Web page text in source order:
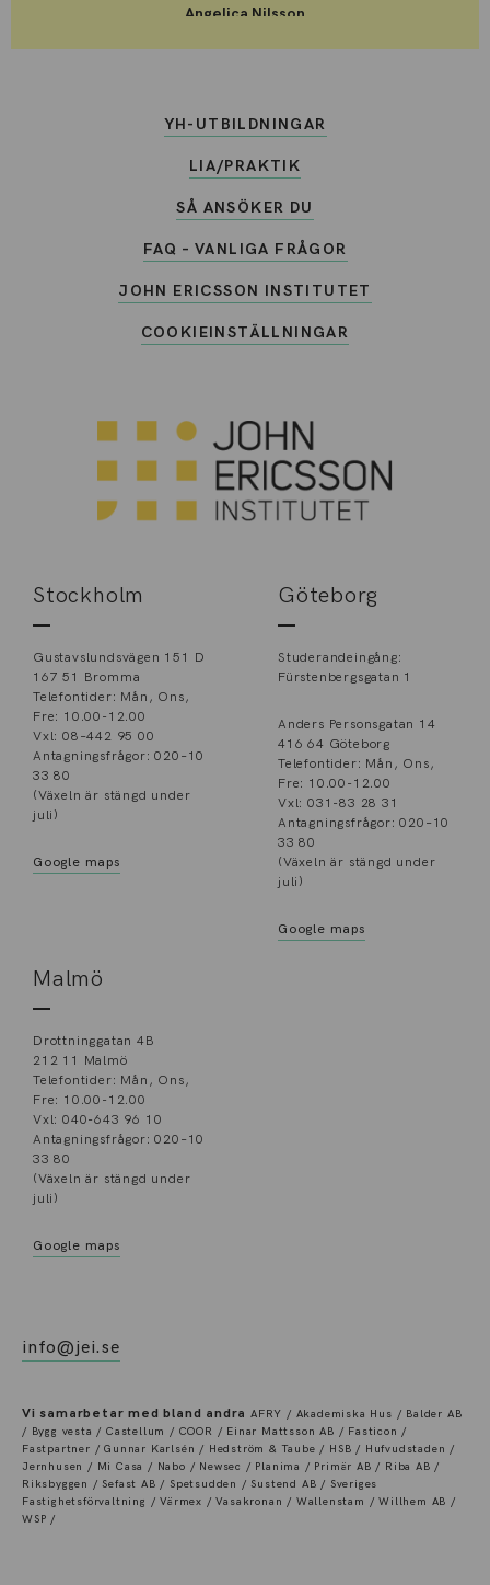
Angelica Nilsson
YH-UTBILDNINGAR
LIA/PRAKTIK
SÅ ANSÖKER DU
FAQ – VANLIGA FRÅGOR
JOHN ERICSSON INSTITUTET
COOKIEINSTÄLLNINGAR
Stockholm
Gustavslundsvägen 151 D
167 51 Bromma
Telefontider: Mån, Ons,
Fre: 10.00-12.00
Vxl: 08–442 95 00
Antagningsfrågor: 020–10
33 80
(Växeln är stängd under
juli)
Google maps
Göteborg
Studerandeingång:
Fürstenbergsgatan 1
Anders Personsgatan 14
416 64 Göteborg
Telefontider: Mån, Ons,
Fre: 10.00-12.00
Vxl: 031-83 28 31
Antagningsfrågor: 020–10
33 80
(Växeln är stängd under
juli)
Google maps
Malmö
Drottninggatan 4B
212 11 Malmö
Telefontider: Mån, Ons,
Fre: 10.00-12.00
Vxl: 040-643 96 10
Antagningsfrågor: 020–10
33 80
(Växeln är stängd under
juli)
Google maps
info@jei.se
Vi samarbetar med bland andra AFRY / Akademiska Hus / Balder AB
/ Bygg vesta / Castellum / COOR / Einar Mattsson AB / Fasticon /
Fastpartner / Gunnar Karlsén / Hedström & Taube / HSB / Hufvudstaden /
Jernhusen / Mi Casa / Nabo / Newsec / Planima / Primär AB / Riba AB /
Riksbyggen / Sefast AB / Spetsudden / Sustend AB / Sveriges
Fastighetsförvaltning / Värmex / Vasakronan / Wallenstam / Willhem AB /
WSP /